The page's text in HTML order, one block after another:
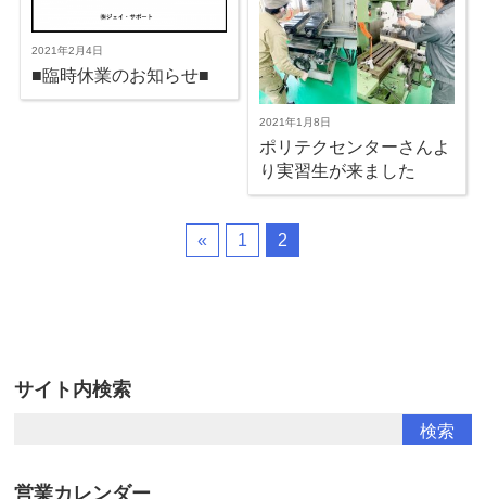
2021年2月4日
■臨時休業のお知らせ■
2021年1月8日
ポリテクセンターさんよ
り実習生が来ました
« 1 2
サイト内検索
営業カレンダー